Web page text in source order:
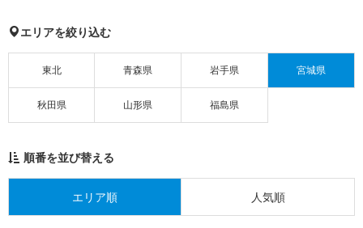
エリアを絞り込む
東北 青森県 岩手県 宮城県
秋田県 山形県 福島県
順番を並び替える
エリア順 人気順